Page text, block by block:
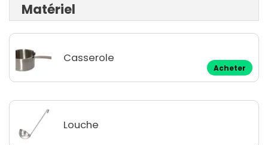
Matériel
Casserole
Acheter
Louche